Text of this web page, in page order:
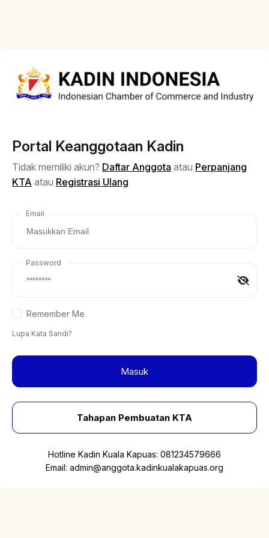
Portal Keanggotaan Kadin
Tidak memiliki akun? Daftar Anggota atau Perpanjang
KTA atau Registrasi Ulang
Email
Password
Remember Me
Lupa Kata Sandi?
Masuk
Tahapan Pembuatan KTA
Hotline Kadin Kuala Kapuas: 081234579666
Email: admin@anggota.kadinkualakapuas.org